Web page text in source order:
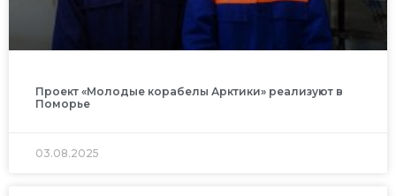
Проект «Молодые корабелы Арктики» реализуют в
Поморье
03.08.2025